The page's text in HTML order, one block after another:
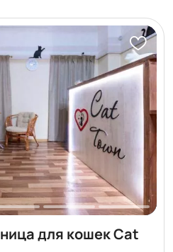
для кошек Cat